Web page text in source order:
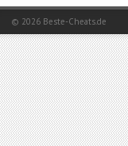
© 2026 Beste-Cheats.de